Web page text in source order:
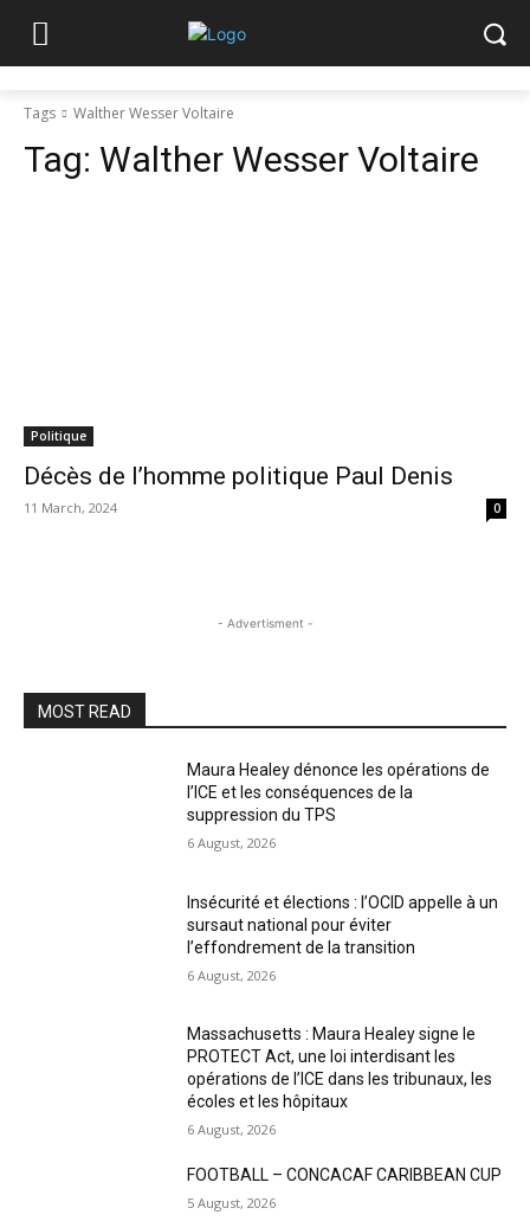
Tags Walther Wesser Voltaire
Tag: Walther Wesser Voltaire
Politique
Décès de l’homme politique Paul Denis
11 March, 2024 0
- Advertisment -
MOST READ
Maura Healey dénonce les opérations de
l’ICE et les conséquences de la
suppression du TPS
6 August, 2026
Insécurité et élections : l’OCID appelle à un
sursaut national pour éviter
l’effondrement de la transition
6 August, 2026
Massachusetts : Maura Healey signe le
PROTECT Act, une loi interdisant les
opérations de l’ICE dans les tribunaux, les
écoles et les hôpitaux
6 August, 2026
FOOTBALL – CONCACAF CARIBBEAN CUP
5 August, 2026